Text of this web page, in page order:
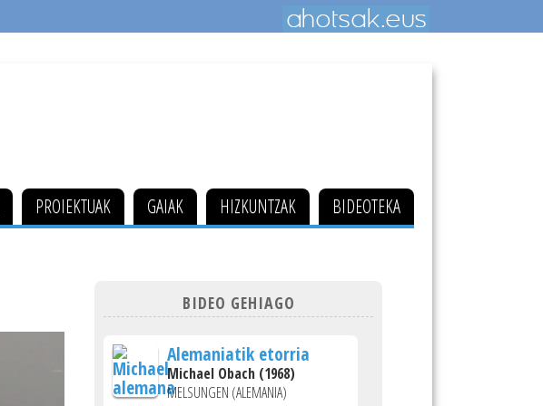
PROIEKTUAK GAIAK HIZKUNTZAK BIDEOTEKA
BIDEO GEHIAGO
Alemaniatik etorria
Michael Obach (1968)
MELSUNGEN (ALEMANIA)